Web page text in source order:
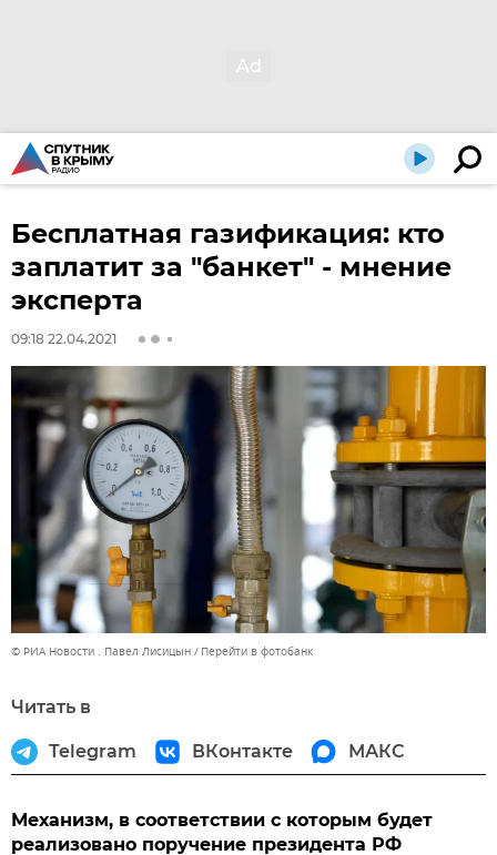
Бесплатная газификация: кто
заплатит за "банкет" - мнение
эксперта
09:18 22.04.2021
© РИА Новости . Павел Лисицын Перейти в фотобанк
Читать в
Telegram ВКонтакте МАКС
Механизм, в соответствии с которым будет
реализовано поручение президента РФ